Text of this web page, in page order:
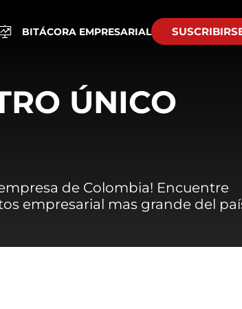
BITÁCORA EMPRESARIAL
ÚNICO
de Colombia! Encuentre
empresarial mas grande del